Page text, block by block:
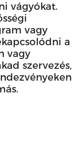
vágyókat.
vagy
a
vagy
szervezés,